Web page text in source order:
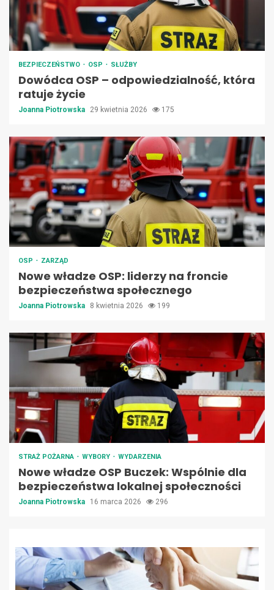
BEZPIECZEŃSTWO OSP SŁUŻBY
Dowódca OSP – odpowiedzialność, która
ratuje życie
Joanna Piotrowska 29 kwietnia 2026 175
OSP ZARZĄD
Nowe władze OSP: liderzy na froncie
bezpieczeństwa społecznego
Joanna Piotrowska 8 kwietnia 2026 199
STRAŻ POŻARNA WYBORY WYDARZENIA
Nowe władze OSP Buczek: Wspólnie dla
bezpieczeństwa lokalnej społeczności
Joanna Piotrowska 16 marca 2026 296